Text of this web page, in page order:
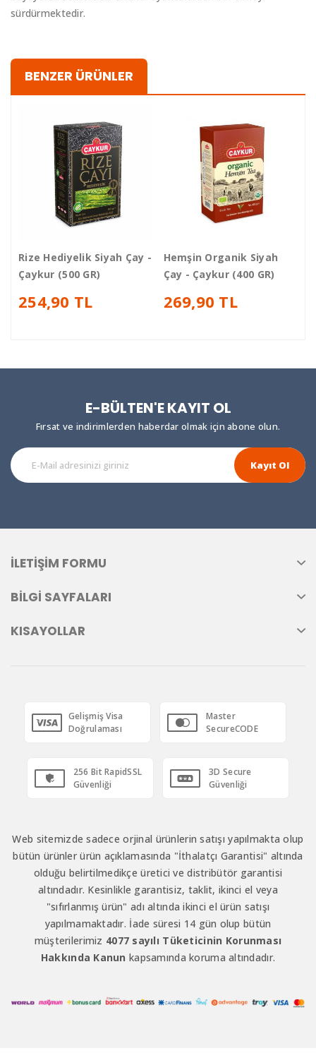
sürdürmektedir.
BENZER ÜRÜNLER
Rize Hediyelik Siyah Çay -
Çaykur (500 GR)
254,90 TL
Hemşin Organik Siyah
Çay - Çaykur (400 GR)
269,90 TL
E-BÜLTEN'E KAYIT OL
Fırsat ve indirimlerden haberdar olmak için abone olun.
Kayıt Ol
İLETIŞIM FORMU
BILGI SAYFALARI
KISAYOLLAR
Gelişmiş Visa
Doğrulaması
Master
SecureCODE
256 Bit RapidSSL
Güvenliği
3D Secure
Güvenliği
Web sitemizde sadece orjinal ürünlerin satışı yapılmakta olup
bütün ürünler ürün açıklamasında "İthalatçı Garantisi" altında
olduğu belirtilmedikçe üretici ve distribütör garantisi
altındadır. Kesinlikle garantisiz, taklit, ikinci el veya
"sıfırlanmış ürün" adı altında ikinci el ürün satışı
yapılmamaktadır. İade süresi 14 gün olup bütün
müşterilerimiz 4077 sayılı Tüketicinin Korunması
Hakkında Kanun kapsamında koruma altındadır.